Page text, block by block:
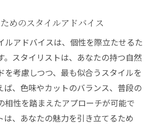
めのスタイルアドバイス
ルアドバイスは、個性を際立たせるた
。スタイリストは、あなたの持つ自然
を考慮しつつ、最も似合うスタイルを
ば、色味やカットのバランス、普段の
相性を踏まえたアプローチが可能で
は、あなたの魅力を引き立てるため